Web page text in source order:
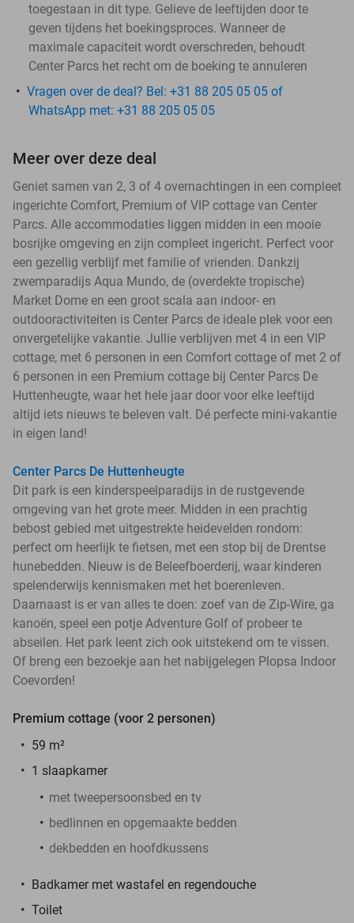
toegestaan in dit type. Gelieve de leeftijden door te
geven tijdens het boekingsproces. Wanneer de
maximale capaciteit wordt overschreden, behoudt
Center Parcs het recht om de boeking te annuleren
Vragen over de deal? Bel: +31 88 205 05 05 of
WhatsApp met: +31 88 205 05 05
Meer over deze deal
Geniet samen van 2, 3 of 4 overnachtingen in een compleet
ingerichte Comfort, Premium of VIP cottage van Center
Parcs. Alle accommodaties liggen midden in een mooie
bosrijke omgeving en zijn compleet ingericht. Perfect voor
een gezellig verblijf met familie of vrienden. Dankzij
zwemparadijs Aqua Mundo, de (overdekte tropische)
Market Dome en een groot scala aan indoor- en
outdooractiviteiten is Center Parcs de ideale plek voor een
onvergetelijke vakantie. Jullie verblijven met 4 in een VIP
cottage, met 6 personen in een Comfort cottage of met 2 of
6 personen in een Premium cottage bij Center Parcs De
Huttenheugte, waar het hele jaar door voor elke leeftijd
altijd iets nieuws te beleven valt. Dé perfecte mini-vakantie
in eigen land!
Center Parcs De Huttenheugte
Dit park is een kinderspeelparadijs in de rustgevende
omgeving van het grote meer. Midden in een prachtig
bebost gebied met uitgestrekte heidevelden rondom:
perfect om heerlijk te fietsen, met een stop bij de Drentse
hunebedden. Nieuw is de Beleefboerderij, waar kinderen
spelenderwijs kennismaken met het boerenleven.
Daarnaast is er van alles te doen: zoef van de Zip-Wire, ga
kanoën, speel een potje Adventure Golf of probeer te
abseilen. Het park leent zich ook uitstekend om te vissen.
Of breng een bezoekje aan het nabijgelegen Plopsa Indoor
Coevorden!
Premium cottage (voor 2 personen)
59 m²
1 slaapkamer
met tweepersoonsbed en tv
bedlinnen en opgemaakte bedden
dekbedden en hoofdkussens
Badkamer met wastafel en regendouche
Toilet